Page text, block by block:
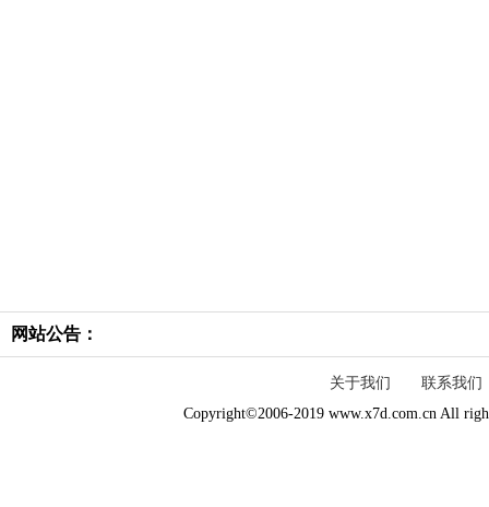
网站公告：
关于我们
联系我们
Copyright©2006-2019 www.x7d.com.cn All